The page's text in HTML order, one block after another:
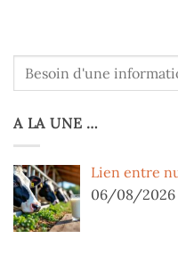
A LA UNE …
Lien entre
06/08/2026